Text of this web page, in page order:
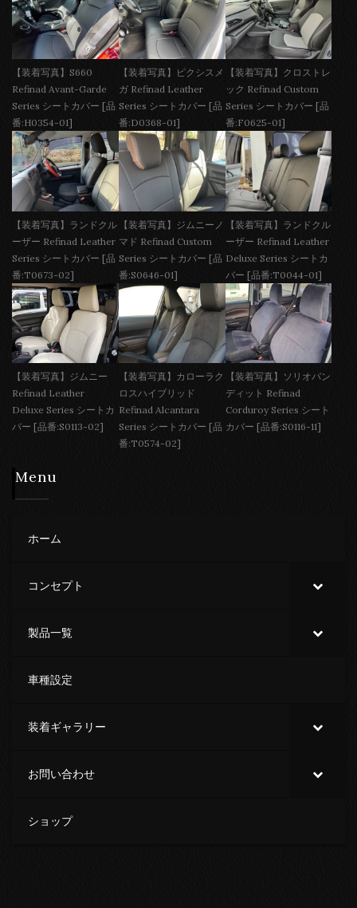
【装着写真】S660
Refinad Avant-Garde
Series シートカバー [品
番:H0354-01]
【装着写真】ピクシスメ
ガ Refinad Leather
Series シートカバー [品
番:D0368-01]
【装着写真】クロストレ
ック Refinad Custom
Series シートカバー [品
番:F0625-01]
【装着写真】ランドクル
ーザー Refinad Leather
Series シートカバー [品
番:T0673-02]
【装着写真】ジムニーノ
マド Refinad Custom
Series シートカバー [品
番:S0646-01]
【装着写真】ランドクル
ーザー Refinad Leather
Deluxe Series シートカ
バー [品番:T0044-01]
【装着写真】ジムニー
Refinad Leather
Deluxe Series シートカ
バー [品番:S0113-02]
【装着写真】カローラク
ロスハイブリッド
Refinad Alcantara
Series シートカバー [品
番:T0574-02]
【装着写真】ソリオバン
ディット Refinad
Corduroy Series シート
カバー [品番:S0116-11]
Menu
ホーム
コンセプト
製品一覧
車種設定
装着ギャラリー
お問い合わせ
ショップ